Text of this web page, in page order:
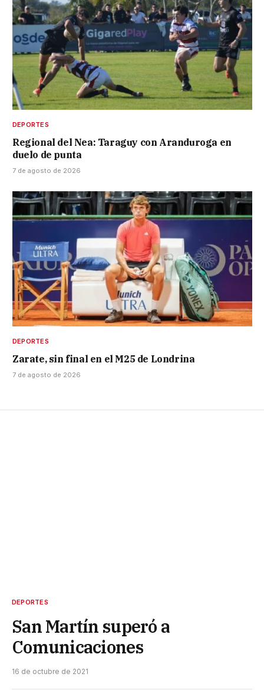
DEPORTES
Regional del Nea: Taraguy con Aranduroga en
duelo de punta
7 de agosto de 2026
DEPORTES
Zarate, sin final en el M25 de Londrina
7 de agosto de 2026
DEPORTES
San Martín superó a
Comunicaciones
16 de octubre de 2021